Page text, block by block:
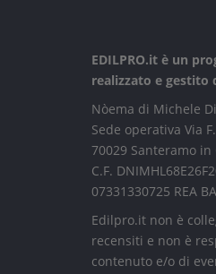
EDILPRO.it è un
realizzato e gestito
Nòema di Michele
Sede operativa Via
70029 Santeramo in
C.F.
07331330725 REA
Edilpro.it non è
recensiti e non è
contenuto e/o di